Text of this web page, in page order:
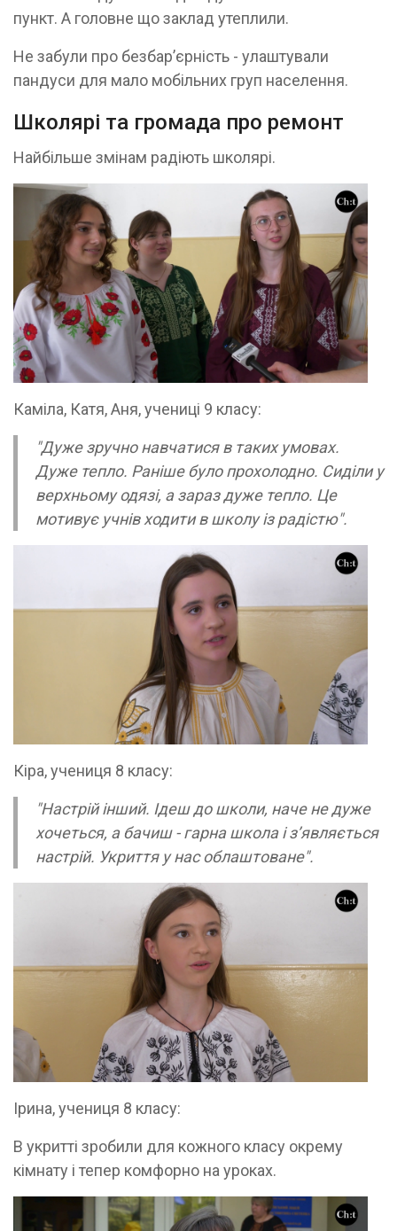
пункт. А головне що заклад утеплили.
Не забули про безбарʼєрність - улаштували
пандуси для мало мобільних груп населення.
Школярі та громада про ремонт
Найбільше змінам радіють школярі.
Каміла, Катя, Аня, учениці 9 класу:
"Дуже зручно навчатися в таких умовах.
Дуже тепло. Раніше було прохолодно. Сиділи у
верхньому одязі, а зараз дуже тепло. Це
мотивує учнів ходити в школу із радістю".
Кіра, учениця 8 класу:
"Настрій інший. Ідеш до школи, наче не дуже
хочеться, а бачиш - гарна школа і з’являється
настрій. Укриття у нас облаштоване".
Ірина, учениця 8 класу:
В укритті зробили для кожного класу окрему
кімнату і тепер комфорно на уроках.